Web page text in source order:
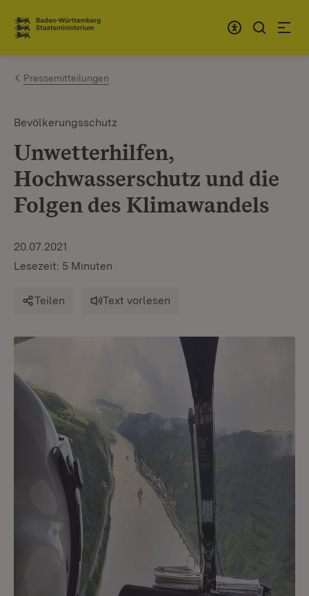
Zum Inhalt springen
Link zur Startseite
Pressemitteilungen
Bevölkerungsschutz
Unwetterhilfen,
Hochwasserschutz und die
Folgen des Klimawandels
20.07.2021
Lesezeit: 5 Minuten
Teilen Text vorlesen